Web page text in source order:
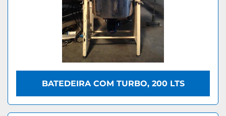
BATEDEIRA COM TURBO, 200 LTS